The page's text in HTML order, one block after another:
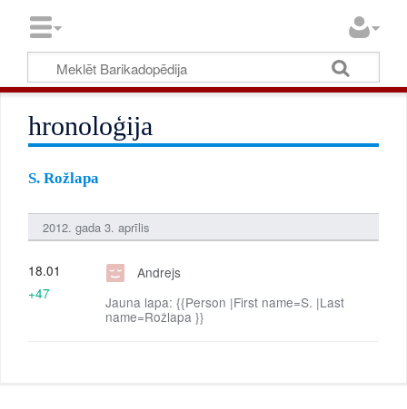
hronoloģija
S. Rožlapa
2012. gada 3. aprīlis
Andrejs
Jauna lapa: {{Person |First name=S. |Last
name=Rožlapa }}
18.01
+47